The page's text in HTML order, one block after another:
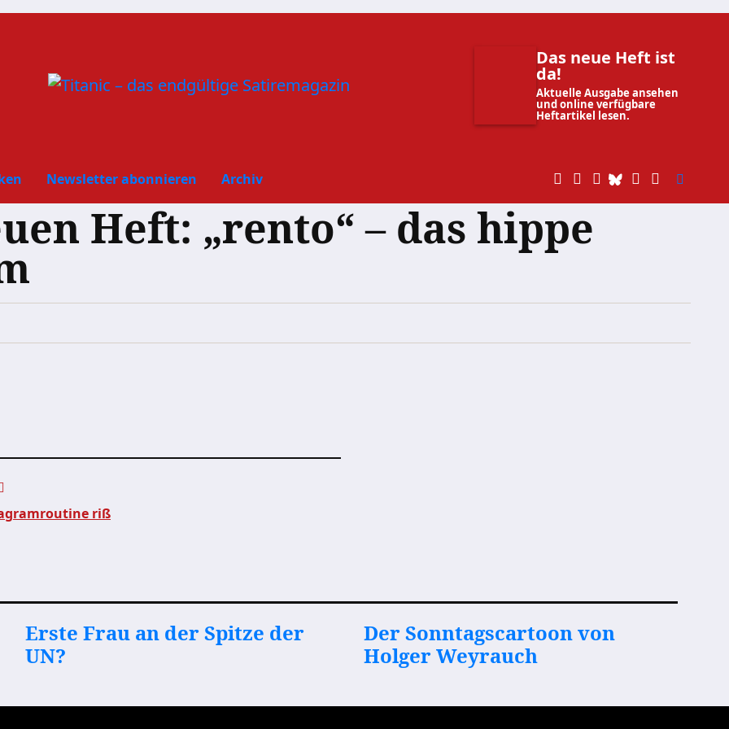
Das neue Heft ist
da!
Aktuelle Ausgabe ansehen
und online verfügbare
Heftartikel lesen.
Newsletter abonnieren Archiv
Heft: „rento“ – das hippe
riß
Erste Frau an der Spitze der
UN?
Der Sonntagscartoon von
Holger Weyrauch